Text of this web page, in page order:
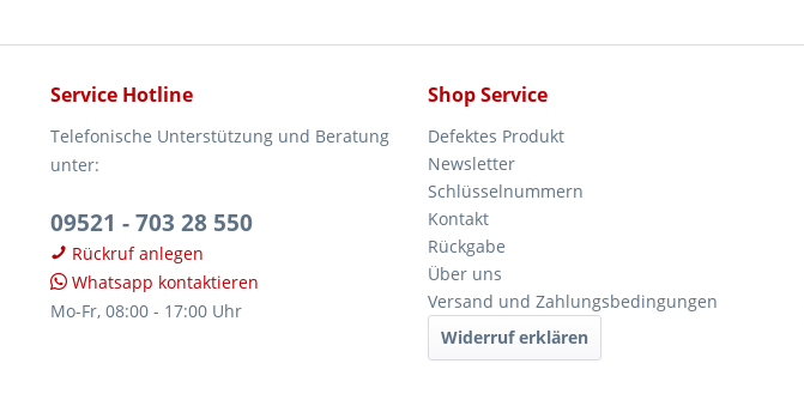
Service Hotline
Telefonische Unterstützung und Beratung
unter:
09521 - 703 28 550
Rückruf anlegen
Whatsapp kontaktieren
Mo-Fr, 08:00 - 17:00 Uhr
Shop Service
Defektes Produkt
Newsletter
Schlüsselnummern
Kontakt
Rückgabe
Über uns
Versand und Zahlungsbedingungen
Widerruf erklären